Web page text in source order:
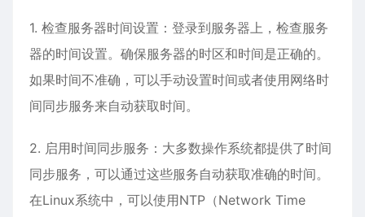
1. 检查服务器时间设置：登录到服务器上，检查服务
器的时间设置。确保服务器的时区和时间是正确的。
如果时间不准确，可以手动设置时间或者使用网络时
间同步服务来自动获取时间。
2. 启用时间同步服务：大多数操作系统都提供了时间
同步服务，可以通过这些服务自动获取准确的时间。
在Linux系统中，可以使用NTP（Network Time